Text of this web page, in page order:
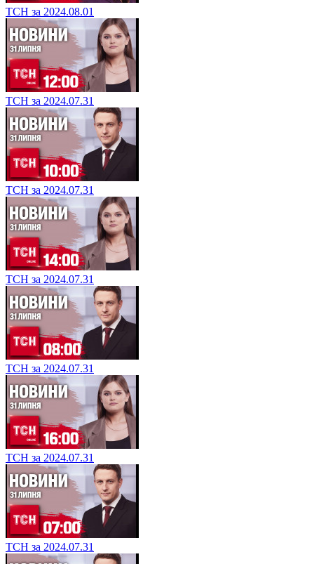
ТСН за 2024.08.01
ТСН за 2024.07.31
ТСН за 2024.07.31
ТСН за 2024.07.31
ТСН за 2024.07.31
ТСН за 2024.07.31
ТСН за 2024.07.31